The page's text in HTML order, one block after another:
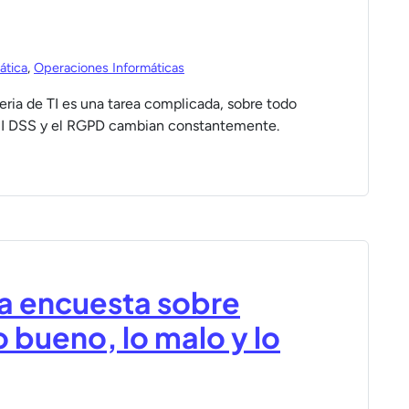
, Operaciones Informáticas
de TI es una tarea complicada, sobre todo
y el RGPD cambian constantemente.
encuesta sobre
bueno, lo malo y lo